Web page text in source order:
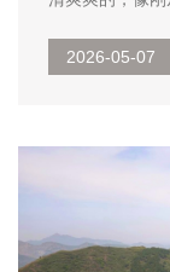
渐升高，空气
2026-05-07